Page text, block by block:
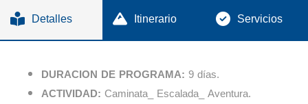
Detalles Itinerario Servicios
DURACION DE PROGRAMA: 9 días.
ACTIVIDAD: Caminata_ Escalada_ Aventura.